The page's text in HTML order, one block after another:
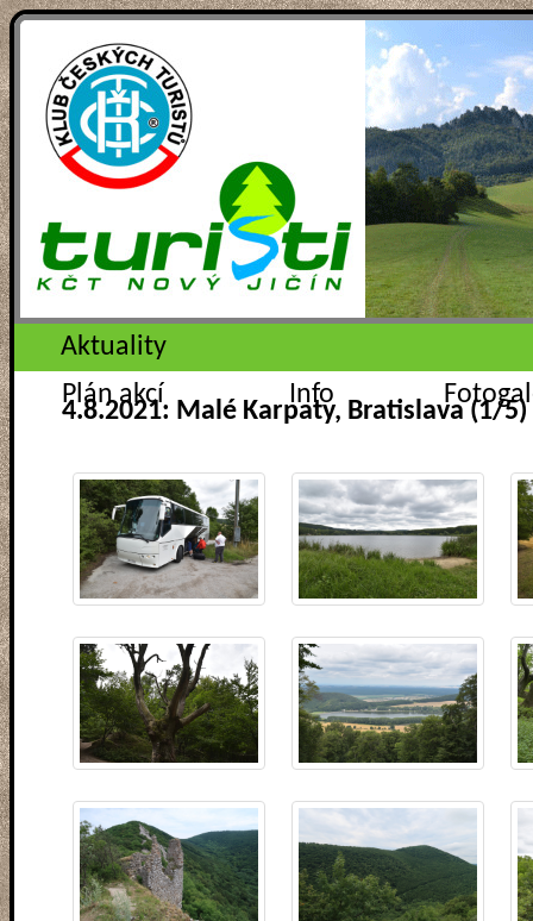
Aktuality
Plán akcí
Info
4.8.2021: Malé Karpaty, Bratislava (1/5)